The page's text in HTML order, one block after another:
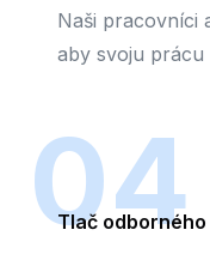
Naši pracovníci
aby svoju
04
Tlač